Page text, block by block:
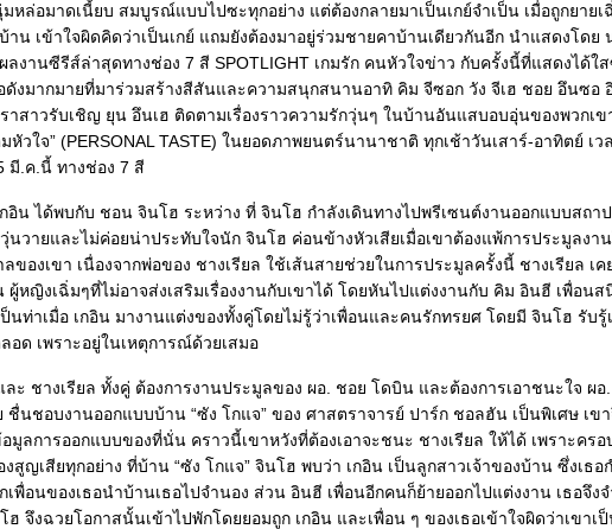
หล่อมาดเนี้ยบ สมบูรณ์แบบไปซะทุกอย่าง แต่ต้องกลายมาเป็นเกย์จำเป็น เมื่อถูกยายเ
าน เข้าใจผิดคิดว่าเป็นเกย์ แถมยังต้องมาอยู่ร่วมชายคาบ้านเดียวกันอีก นำแสดงโดย
ผลงานซีรีส์ล่าสุดทางช่อง 7 สี SPOTLIGHT เกมรัก คนหัวใจข่าว กับครั้งนี้ที่แสดงได้
ดังมากมายที่มาร่วมสร้างสีสันและความสนุกสนานอาทิ คิม จีซอก วัง จีเฮ ชอย อึนซอ
าสาวรับเชิญ ยุน อึนเฮ ติดตามเรื่องราวความรักวุ่นๆ ในบ้านอันแสบอบอุ่นของพวกเขา
มหัวใจ” (PERSONAL TASTE) ในยอดภาพยนตร์นานาชาติ ทุกเช้าวันเสาร์-อาทิตย์ เ
มี.ค.นี้ ทางช่อง 7 สี
อิน ได้พบกับ ชอน จินโฮ ระหว่าง ที่ จินโฮ กำลังเดินทางไปพรีเซนต์งานออกแบบสถา
วายและไม่ค่อยน่าประทับใจนัก จินโฮ ค่อนข้างหัวเสียเมื่อเขาต้องแพ้การประมูลงา
ของเขา เนื่องจากพ่อของ ชางเรียล ใช้เส้นสายช่วยในการประมูลครั้งนี้ ชางเรียล เ
ผู้หญิงเฉิ่มๆที่ไม่อาจส่งเสริมเรื่องงานกับเขาได้ โดยหันไปแต่งงานกับ คิม อินฮี เพื่อน
นท่าเมื่อ เกอิน มางานแต่งของทั้งคู่โดยไม่รู้ว่าเพื่อนและคนรักทรยศ โดยมี จินโฮ รับรู้
อด เพราะอยู่ในเหตุการณ์ด้วยเสมอ
ะ ชางเรียล ทั้งคู่ ต้องการงานประมูลของ ผอ. ชอย โดบิน และต้องการเอาชนะใจ ผอ
ชื่นชอบงานออกแบบบ้าน “ซัง โกแจ” ของ ศาสตราจารย์ ปาร์ก ชอลฮัน เป็นพิเศษ เขา
มูลการออกแบบของที่นั่น คราวนี้เขาหวังที่ต้องเอาจะชนะ ชางเรียล ให้ได้ เพราะครอ
สูญเสียทุกอย่าง ที่บ้าน “ซัง โกแจ” จินโฮ พบว่า เกอิน เป็นลูกสาวเจ้าของบ้าน ซึ่งเธ
เพื่อนของเธอนำบ้านเธอไปจำนอง ส่วน อินฮี เพื่อนอีกคนก็ย้ายออกไปแต่งงาน เธอจึง
ฮ จึงฉวยโอกาสนั้นเข้าไปพักโดยยอมถูก เกอิน และเพื่อน ๆ ของเธอเข้าใจผิดว่าเขาเ